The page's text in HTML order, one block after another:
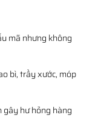
mã nhưng không
bì, trầy xước, móp
gây hư hỏng hàng